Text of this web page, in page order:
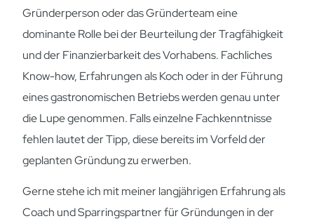
Gründerperson oder das Gründerteam eine
dominante Rolle bei der Beurteilung der Tragfähigkeit
und der Finanzierbarkeit des Vorhabens. Fachliches
Know-how, Erfahrungen als Koch oder in der Führung
eines gastronomischen Betriebs werden genau unter
die Lupe genommen. Falls einzelne Fachkenntnisse
fehlen lautet der Tipp, diese bereits im Vorfeld der
geplanten Gründung zu erwerben.
Gerne stehe ich mit meiner langjährigen Erfahrung als
Coach und Sparringspartner für Gründungen in der